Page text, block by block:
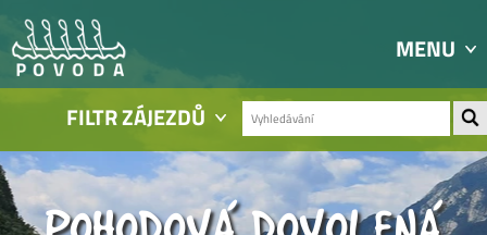
MENU
FILTR ZÁJEZDŮ